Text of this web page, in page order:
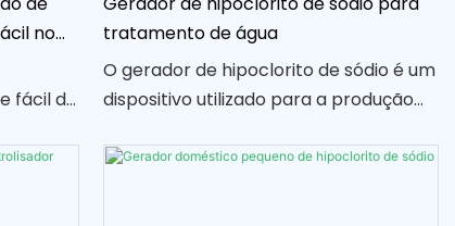
no
fácil de
tratamento de água
O gerador de hipoclorito de sódio é um
dispositivo utilizado para a produção
comumente utilizado no tratamento